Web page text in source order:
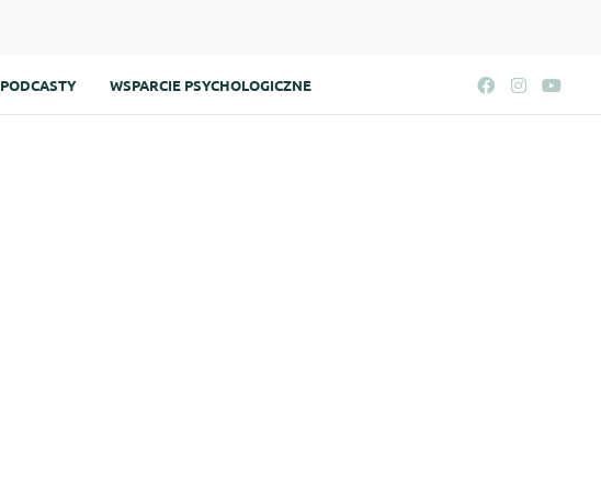
PODCASTY WSPARCIE PSYCHOLOGICZNE